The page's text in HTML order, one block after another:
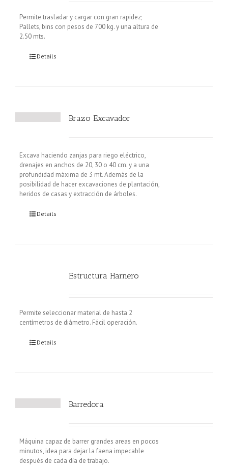
Permite trasladar y cargar con gran rapidez;
Pallets, bins con pesos de 700 kg. y una altura de
2.50 mts.
Details
Brazo Excavador
Excava haciendo zanjas para riego eléctrico,
drenajes en anchos de 20, 30 o 40 cm. y a una
profundidad máxima de 3 mt. Además de la
posibilidad de hacer excavaciones de plantación,
heridos de casas y extracción de árboles.
Details
Estructura Harnero
Permite seleccionar material de hasta 2
centímetros de diámetro. Fácil operación.
Details
Barredora
Máquina capaz de barrer grandes areas en pocos
minutos, idea para dejar la faena impecable
después de cada día de trabajo.